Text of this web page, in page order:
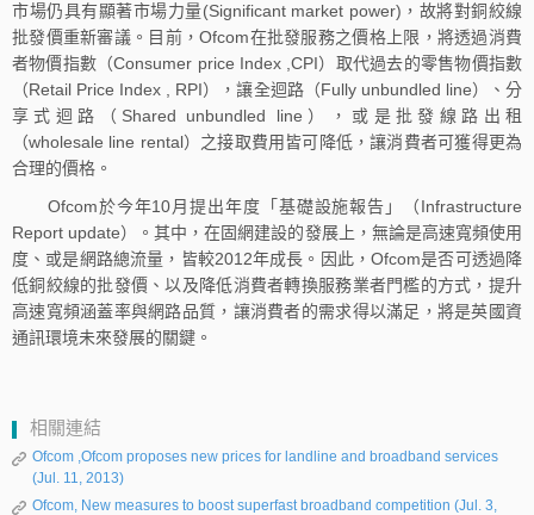
市場仍具有顯著市場力量(Significant market power)，故將對銅絞線
批發價重新審議。目前，Ofcom在批發服務之價格上限，將透過消費
者物價指數（Consumer price Index ,CPI）取代過去的零售物價指數
（Retail Price Index , RPI），讓全迴路（Fully unbundled line）、分
享式迴路（Shared unbundled line），或是批發線路出租
（wholesale line rental）之接取費用皆可降低，讓消費者可獲得更為
合理的價格。
Ofcom於今年10月提出年度「基礎設施報告」（Infrastructure
Report update）。其中，在固網建設的發展上，無論是高速寬頻使用
度、或是網路總流量，皆較2012年成長。因此，Ofcom是否可透過降
低銅絞線的批發價、以及降低消費者轉換服務業者門檻的方式，提升
高速寬頻涵蓋率與網路品質，讓消費者的需求得以滿足，將是英國資
通訊環境未來發展的關鍵。
相關連結
Ofcom ,Ofcom proposes new prices for landline and broadband services
(Jul. 11, 2013)
Ofcom, New measures to boost superfast broadband competition (Jul. 3,